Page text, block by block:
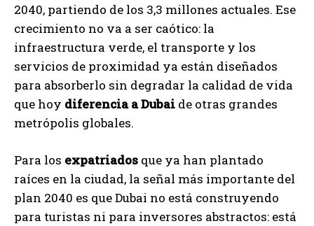
2040, partiendo de los 3,3 millones actuales. Ese
crecimiento no va a ser caótico: la
infraestructura verde, el transporte y los
servicios de proximidad ya están diseñados
para absorberlo sin degradar la calidad de vida
que hoy diferencia a Dubai de otras grandes
metrópolis globales.
Para los expatriados que ya han plantado
raíces en la ciudad, la señal más importante del
plan 2040 es que Dubai no está construyendo
para turistas ni para inversores abstractos: está